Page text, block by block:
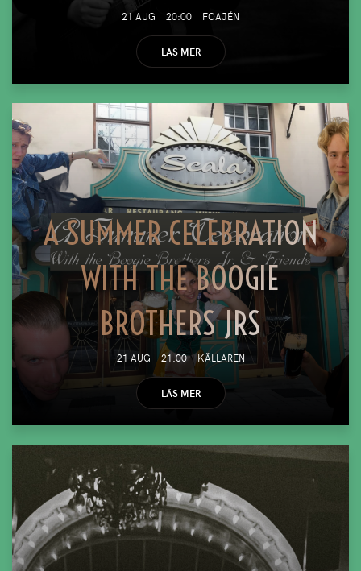
21 AUG 20:00 FOAJÉN
LÄS MER
A SUMMER CELEBRATION
WITH THE BOOGIE
BROTHERS JRS
21 AUG 21:00 KÄLLAREN
LÄS MER